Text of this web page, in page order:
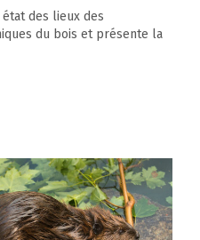
des lieux des
du bois et présente la